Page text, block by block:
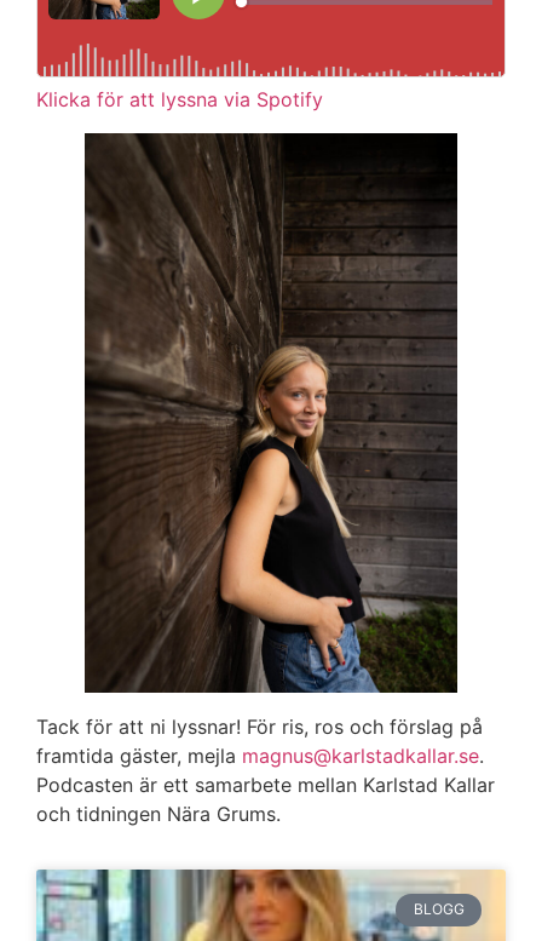
Klicka för att lyssna via Spotify
Tack för att ni lyssnar! För ris, ros och förslag på
framtida gäster, mejla magnus@karlstadkallar.se.
Podcasten är ett samarbete mellan Karlstad Kallar
och tidningen Nära Grums.
BLOGG